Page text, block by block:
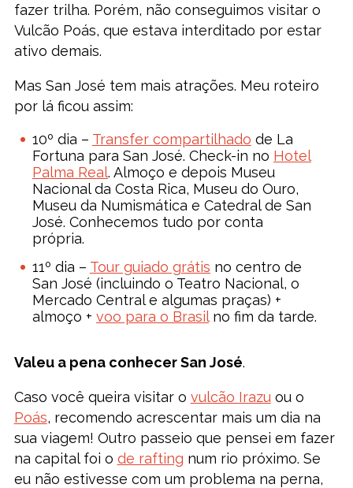
fazer trilha. Porém, não conseguimos visitar o
Vulcão Poás, que estava interditado por estar
ativo demais.
Mas San José tem mais atrações. Meu roteiro
por lá ficou assim:
10º dia – Transfer compartilhado de La
Fortuna para San José. Check-in no Hotel
Palma Real. Almoço e depois Museu
Nacional da Costa Rica, Museu do Ouro,
Museu da Numismática e Catedral de San
José. Conhecemos tudo por conta
própria.
11º dia – Tour guiado grátis no centro de
San José (incluindo o Teatro Nacional, o
Mercado Central e algumas praças) +
almoço + voo para o Brasilno fim da tarde.
Valeu a pena conhecer San José.
Caso você queira visitar o vulcão Irazuou o
Poás, recomendo acrescentar mais um dia na
sua viagem! Outro passeio que pensei em fazer
na capital foi o de rafting num rio próximo. Se
eu não estivesse com um problema na perna,